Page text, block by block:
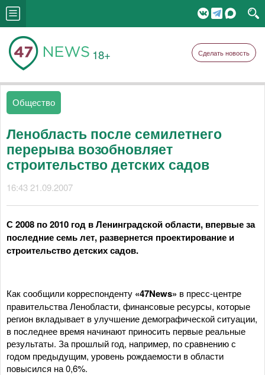
18+ Сделать новость
Общество
Ленобласть после семилетнего
перерыва возобновляет
строительство детских садов
16:43 21.09.2007
С 2008 по 2010 год в Ленинградской области, впервые за
последние семь лет, развернется проектирование и
строительство детских садов.
Как сообщили корреспонденту «47News» в пресс-центре
правительства Ленобласти, финансовые ресурсы, которые
регион вкладывает в улучшение демографической ситуации,
в последнее время начинают приносить первые реальные
результаты. За прошлый год, например, по сравнению с
годом предыдущим, уровень рождаемости в области
повысился на 0,6%.